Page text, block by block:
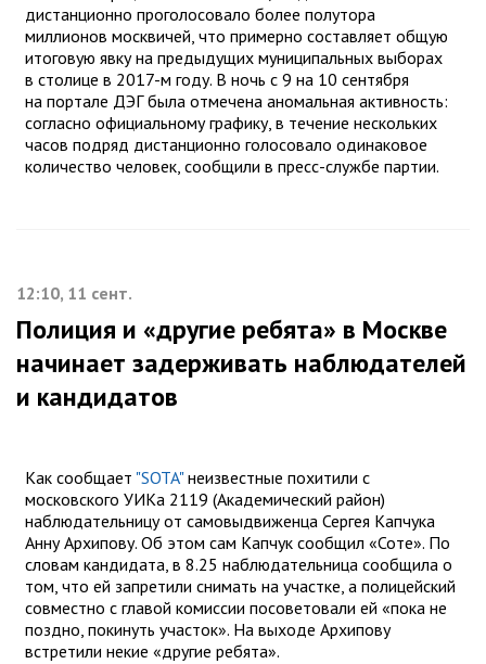
дистанционно проголосовало более полутора
миллионов москвичей, что примерно составляет общую
итоговую явку на предыдущих муниципальных выборах
в столице в 2017-м году. В ночь с 9 на 10 сентября
на портале ДЭГ была отмечена аномальная активность:
согласно официальному графику, в течение нескольких
часов подряд дистанционно голосовало одинаковое
количество человек, сообщили в пресс-службе партии.
12:10, 11 сент.
Полиция и «другие ребята» в Москве
начинает задерживать наблюдателей
и кандидатов
Как сообщает "SOTA"неизвестные похитили с
московского УИКа 2119 (Академический район)
наблюдательницу от самовыдвиженца Сергея Капчука
Анну Архипову. Об этом сам Капчук сообщил «Соте». По
словам кандидата, в 8.25 наблюдательница сообщила о
том, что ей запретили снимать на участке, а полицейский
совместно с главой комиссии посоветовали ей «пока не
поздно, покинуть участок». На выходе Архипову
встретили некие «другие ребята».